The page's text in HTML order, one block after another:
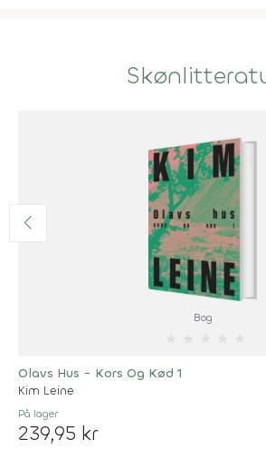
Bog
Olavs Hus - Kors Og Kød 1
Kim Leine
På lager
239,95 kr